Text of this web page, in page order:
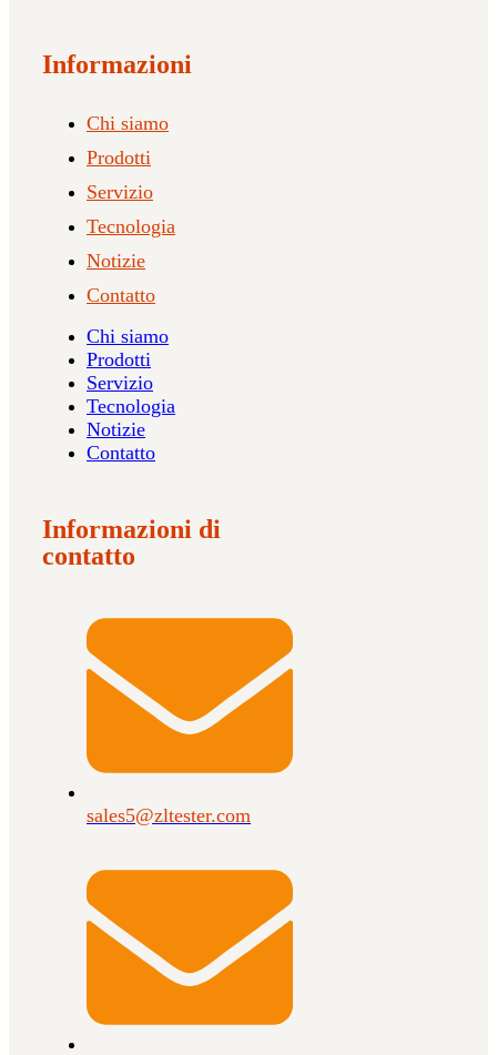
Informazioni
Chi siamo
Prodotti
Servizio
Tecnologia
Notizie
Contatto
Chi siamo
Prodotti
Servizio
Tecnologia
Notizie
Contatto
Informazioni di
contatto
sales5@zltester.com